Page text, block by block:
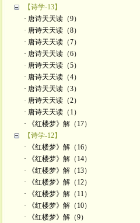
【诗学-13】
· 唐诗天天读（9）
· 唐诗天天读（8）
· 唐诗天天读（7）
· 唐诗天天读（6）
· 唐诗天天读（5）
· 唐诗天天读（4）
· 唐诗天天读（3）
· 唐诗天天读（2）
· 唐诗天天读（1）
· 《红楼梦》解（17）
【诗学-12】
· 《红楼梦》解（16）
· 《红楼梦》解（14）
· 《红楼梦》解（13）
· 《红楼梦》解（12）
· 《红楼梦》解（11）
· 《红楼梦》解（10）
· 《红楼梦》解（9）